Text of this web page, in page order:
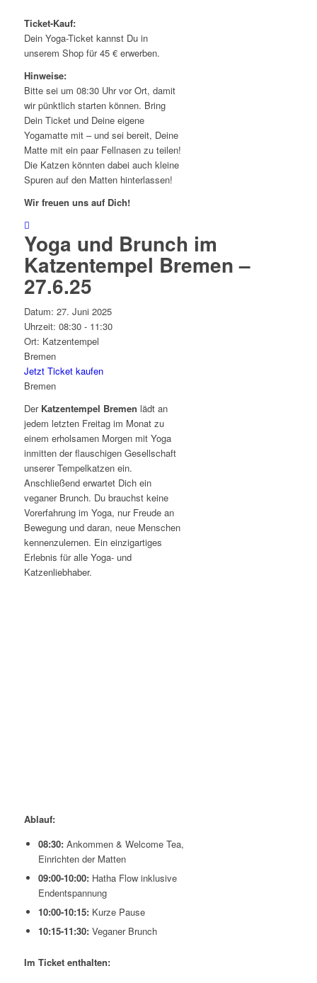
Ticket-Kauf:
Dein Yoga-Ticket kannst Du in
unserem Shop für 45 € erwerben.
Hinweise:
Bitte sei um 08:30 Uhr vor Ort, damit
wir pünktlich starten können. Bring
Dein Ticket und Deine eigene
Yogamatte mit – und sei bereit, Deine
Matte mit ein paar Fellnasen zu teilen!
Die Katzen könnten dabei auch kleine
Spuren auf den Matten hinterlassen!
Wir freuen uns auf Dich!
Yoga und Brunch im
Katzentempel Bremen –
27.6.25
Datum: 27. Juni 2025
Uhrzeit: 08:30 - 11:30
Ort: Katzentempel
Bremen
Jetzt Ticket kaufen
Bremen
Der Katzentempel Bremen lädt an
jedem letzten Freitag im Monat zu
einem erholsamen Morgen mit Yoga
inmitten der flauschigen Gesellschaft
unserer Tempelkatzen ein.
Anschließend erwartet Dich ein
veganer Brunch. Du brauchst keine
Vorerfahrung im Yoga, nur Freude an
Bewegung und daran, neue Menschen
kennenzulernen. Ein einzigartiges
Erlebnis für alle Yoga- und
Katzenliebhaber.
Ablauf:
08:30:Ankommen & Welcome Tea,
Einrichten der Matten
09:00-10:00:Hatha Flow inklusive
Endentspannung
10:00-10:15:Kurze Pause
10:15-11:30:Veganer Brunch
Im Ticket enthalten: